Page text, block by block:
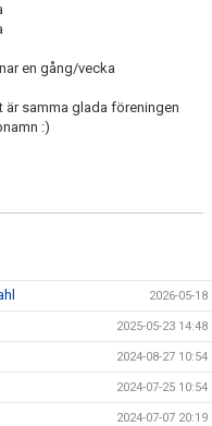
en gång/vecka
är samma glada föreningen
:)
2026-05-18
2025-05-23 14:48
2024-08-27 10:54
2024-07-25 10:54
2024-07-07 20:19